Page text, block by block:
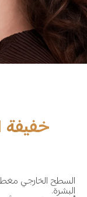
خفيفة
السطح الخارجي
البشرة.